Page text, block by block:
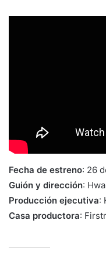
Fecha de estreno: 26
Guión y dirección:
Producción ejecutiva:
Casa productora: